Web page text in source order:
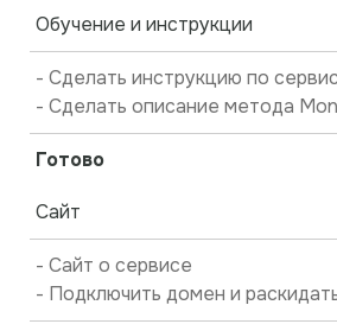
Обучение и инструкции
- Сделать инструкцию по
- Сделать описание метода
Готово
Сайт
- Сайт о сервисе
- Подключить домен и